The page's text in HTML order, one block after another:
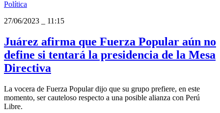
Política
27/06/2023
11:15
Juárez afirma que Fuerza Popular aún no
define si tentará la presidencia de la Mesa
Directiva
La vocera de Fuerza Popular dijo que su grupo prefiere, en este
momento, ser cauteloso respecto a una posible alianza con Perú
Libre.